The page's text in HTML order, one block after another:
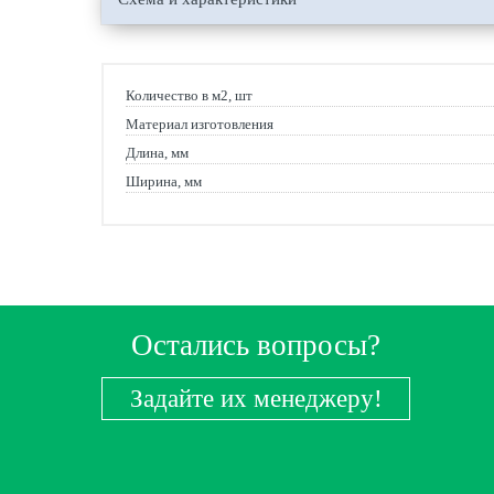
Количество в м2, шт
Материал изготовления
Длина, мм
Ширина, мм
Остались вопросы?
Задайте их менеджеру!